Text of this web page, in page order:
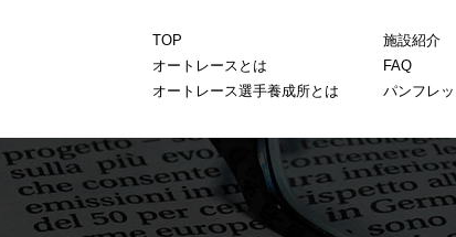
TOP
オートレースとは
オートレース選手養成所とは
施設紹介
FAQ
パンフレ